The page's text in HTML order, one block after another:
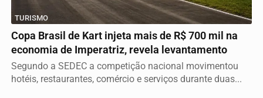
TURISMO
Copa Brasil de Kart injeta mais de R$ 700 mil na
economia de Imperatriz, revela levantamento
Segundo a SEDEC a competição nacional movimentou
hotéis, restaurantes, comércio e serviços durante duas...